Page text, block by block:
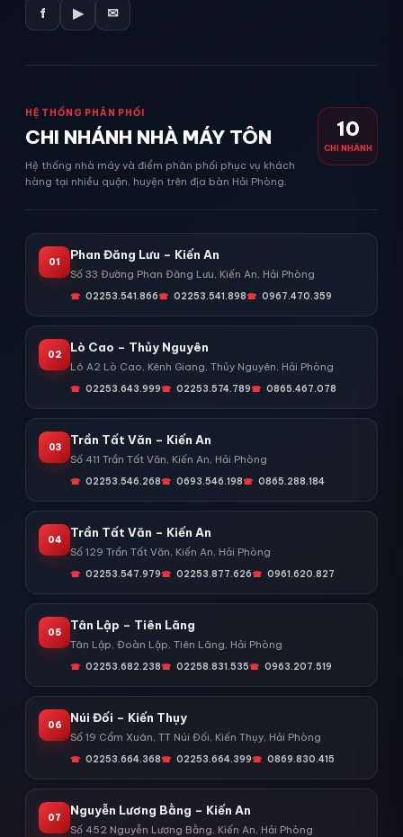
f ▶ ✉
HỆ THỐNG PHÂN PHỐI
CHI NHÁNH NHÀ MÁY TÔN
Hệ thống nhà máy và điểm phân phối phục vụ khách
hàng tại nhiều quận, huyện trên địa bàn Hải Phòng.
10
CHI NHÁNH
01
Phan Đăng Lưu – Kiến An
Số 33 Đường Phan Đăng Lưu, Kiến An, Hải Phòng
02253.541.866 02253.541.898 0967.470.359
02
Lò Cao – Thủy Nguyên
Lô A2 Lò Cao, Kênh Giang, Thủy Nguyên, Hải Phòng
02253.643.999 02253.574.789 0865.467.078
03
Trần Tất Văn – Kiến An
Số 411 Trần Tất Văn, Kiến An, Hải Phòng
02253.546.268 0693.546.198 0865.288.184
04
Trần Tất Văn – Kiến An
Số 129 Trần Tất Văn, Kiến An, Hải Phòng
02253.547.979 02253.877.626 0961.620.827
05
Tân Lập – Tiên Lãng
Tân Lập, Đoàn Lập, Tiên Lãng, Hải Phòng
02253.682.238 02258.831.535 0963.207.519
06
Núi Đối – Kiến Thụy
Số 19 Cẩm Xuân, TT Núi Đối, Kiến Thụy, Hải Phòng
02253.664.368 02253.664.399 0869.830.415
07
Nguyễn Lương Bằng – Kiến An
Số 452 Nguyễn Lương Bằng, Kiến An, Hải Phòng